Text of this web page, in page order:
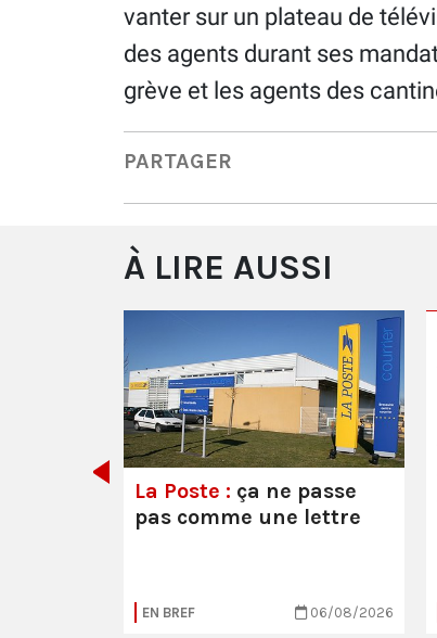
vanter sur un plateau de
des agents durant ses
grève et les agents des
PARTAGER
À LIRE AUSSI
La Poste : ça ne passe
pas comme une lettre
EN BREF 06/08/2026